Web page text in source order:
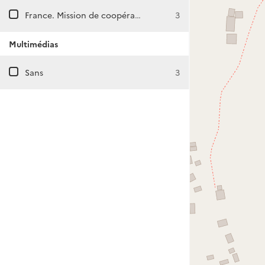
France. Mission de coopération et d'action culturelle à Kigali (Rwanda) 3
Multimédias
Sans 3